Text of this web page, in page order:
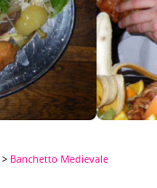
> Banchetto Medievale